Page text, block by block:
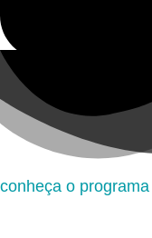
conheça o programa